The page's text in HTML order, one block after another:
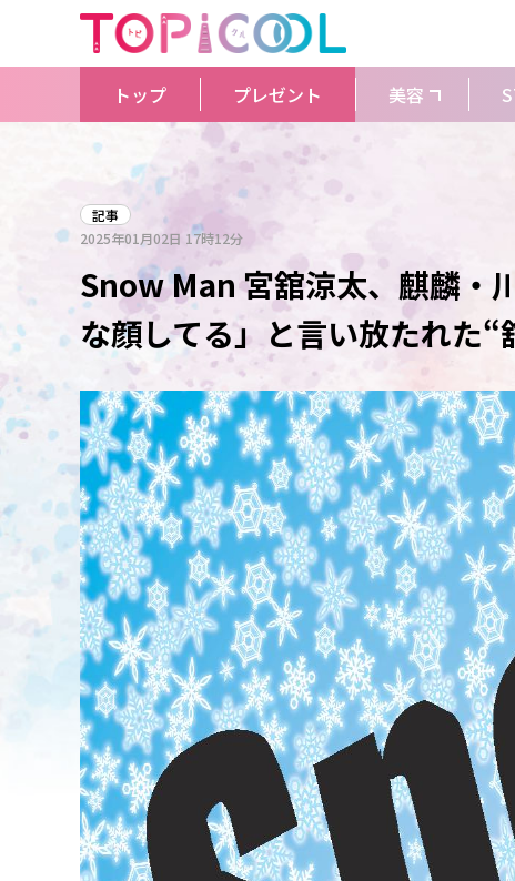
トップ プレゼント 美容
記事
2025年01月02日 17時12分
Snow Man 宮舘涼太、麒麟・
な顔してる」と言い放たれた